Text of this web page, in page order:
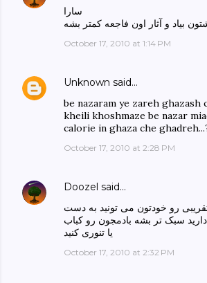
سارا
بیاد و آثار اون فاجعه کمتر بشه
October 17, 2010 at 1:14 PM
Unknown said…
be nazaram ye zareh ghazash
kheili khoshmaze be nazar
calorie in ghaza che
October 17, 2010 at 2:28 PM
Doozel said…
رو خودتون می تونید به دست
سبک تر بشه بادمجون رو کباب
یا تنوری کنید
October 17, 2010 at 2:32 PM